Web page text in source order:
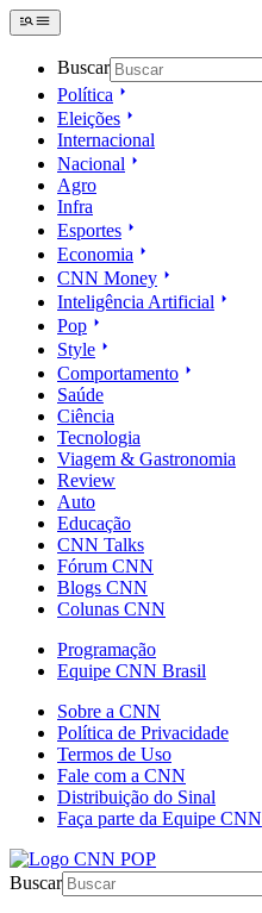
Buscar
Política
Eleições
Internacional
Nacional
Agro
Infra
Esportes
Economia
CNN Money
Inteligência Artificial
Pop
Style
Comportamento
Saúde
Ciência
Tecnologia
Viagem & Gastronomia
Review
Auto
Educação
CNN Talks
Fórum CNN
Blogs CNN
Colunas CNN
Programação
Equipe CNN Brasil
Sobre a CNN
Política de Privacidade
Termos de Uso
Fale com a CNN
Distribuição do Sinal
Faça parte da Equipe CNN
Buscar